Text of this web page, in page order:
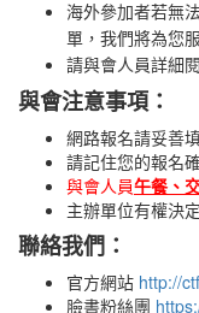
海外參加者若無
單，我們將為您
請與會人員詳細
與會注意事項：
網路報名請妥善
請記住您的報名
與會人員午餐、
主辦單位有權決
聯絡我們：
官方網站 http://
臉書粉絲團